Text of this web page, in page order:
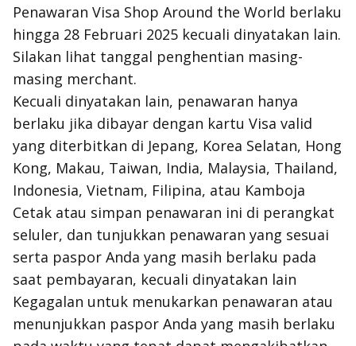
Penawaran Visa Shop Around the World berlaku
hingga 28 Februari 2025 kecuali dinyatakan lain.
Silakan lihat tanggal penghentian masing-
masing merchant.
Kecuali dinyatakan lain, penawaran hanya
berlaku jika dibayar dengan kartu Visa valid
yang diterbitkan di Jepang, Korea Selatan, Hong
Kong, Makau, Taiwan, India, Malaysia, Thailand,
Indonesia, Vietnam, Filipina, atau Kamboja
Cetak atau simpan penawaran ini di perangkat
seluler, dan tunjukkan penawaran yang sesuai
serta paspor Anda yang masih berlaku pada
saat pembayaran, kecuali dinyatakan lain
Kegagalan untuk menukarkan penawaran atau
menunjukkan paspor Anda yang masih berlaku